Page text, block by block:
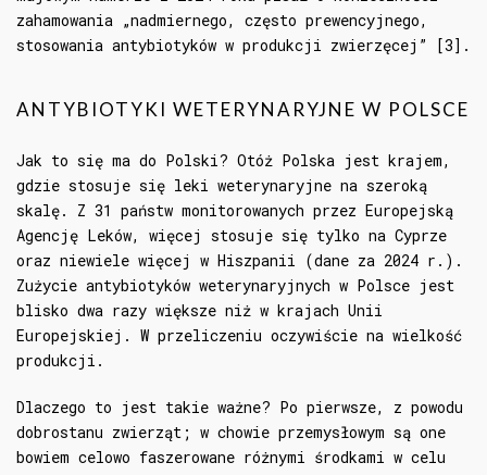
zahamowania „nadmiernego, często prewencyjnego,
stosowania antybiotyków w produkcji zwierzęcej” [3].
ANTYBIOTYKI WETERYNARYJNE W POLSCE
Jak to się ma do Polski? Otóż Polska jest krajem,
gdzie stosuje się leki weterynaryjne na szeroką
skalę. Z 31 państw monitorowanych przez Europejską
Agencję Leków, więcej stosuje się tylko na Cyprze
oraz niewiele więcej w Hiszpanii (dane za 2024 r.).
Zużycie antybiotyków weterynaryjnych w Polsce jest
blisko dwa razy większe niż w krajach Unii
Europejskiej. W przeliczeniu oczywiście na wielkość
produkcji.
Dlaczego to jest takie ważne? Po pierwsze, z powodu
dobrostanu zwierząt; w chowie przemysłowym są one
bowiem celowo faszerowane różnymi środkami w celu